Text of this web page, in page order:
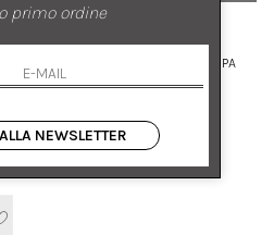
€ 299.00
€ 149.50
primo ordine
NEWSLETTER